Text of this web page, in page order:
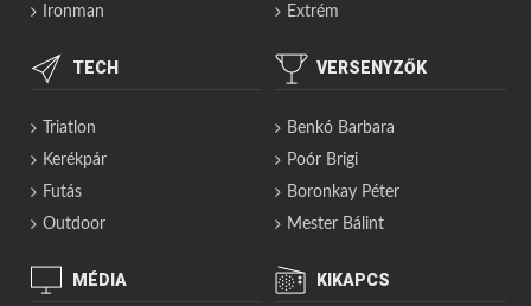
Ironman
Extrém
TECH
Triatlon
Kerékpár
Futás
Outdoor
VERSENYZŐK
Benkó Barbara
Poór Brigi
Boronkay Péter
Mester Bálint
MÉDIA KIKAPCS